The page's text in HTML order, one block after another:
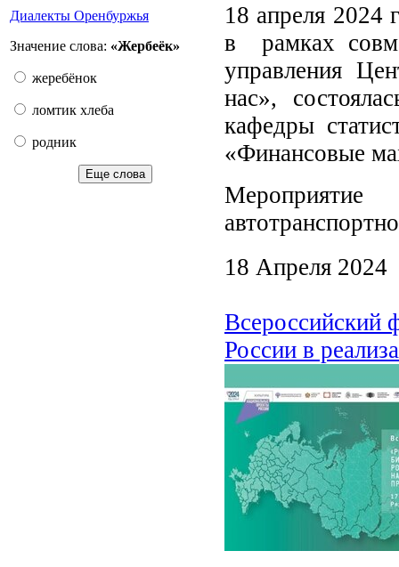
Диалекты Оренбуржья
Значение слова: «Жербеёк»
жеребёнок
ломтик хлеба
родник
Еще слова
18 апреля 2024
в рамках
управления
нас»,
кафедры
«Финансовые
18 Апреля 2024
Всероссийский
России в